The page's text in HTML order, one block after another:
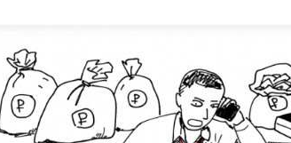
МАРКЕТИНГ 8
ЮЗАБИЛИТИ ИНТРАНЕТ